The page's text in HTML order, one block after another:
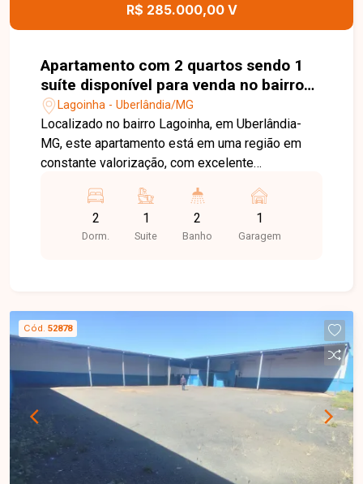
R$ 285.000,00 V
Apartamento com 2 quartos sendo 1
suíte disponível para venda no bairro
Lagoinha em Uberlândia-MG
Lagoinha - Uberlândia/MG
Localizado no bairro Lagoinha, em Uberlândia-
MG, este apartamento está em uma região em
constante valorização, com excelente
da cidade e proximidade com supermercados,
escolas, farmácias e diversos comércios,
proporcionando praticidade, conforto e qualidade
vaga de garagem. Conta com armários planejados
nos quartos, banheiros e cozinha, oferecendo
ambientes funcionais, organizados e prontos
para morar. O condomínio possui água inclusa na
taxa condominial, proporcionando mais
comodidade e economia aos moradores. Esta é
uma excelente oportunidade para quem busca um
apartamento moderno, funcional e bem localizado
no bairro Lagoinha. Agende uma visita e venha
2
Dorm.
1
Suite
2
Banho
1
Garagem
Cód. 52878